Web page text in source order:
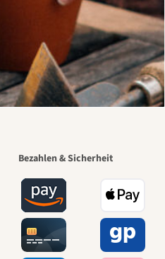
Bezahlen & Sicherheit